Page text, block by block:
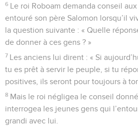
6 Le roi Roboam demanda conseil
entouré son père Salomon lorsqu’il
la question suivante : « Quelle
de donner à ces gens ? »
7 Les anciens lui dirent : « Si
tu es prêt à servir le peuple, si tu
positives, ils seront pour toujours à
8 Mais le roi négligea le conseil
interrogea les jeunes gens qui
grandi avec lui.